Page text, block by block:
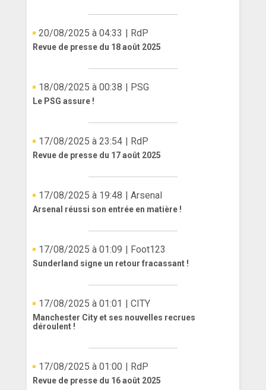
20/08/2025 à 04:33 | RdP
Revue de presse du 18 août 2025
18/08/2025 à 00:38 | PSG
Le PSG assure !
17/08/2025 à 23:54 | RdP
Revue de presse du 17 août 2025
17/08/2025 à 19:48 | Arsenal
Arsenal réussi son entrée en matière !
17/08/2025 à 01:09 | Foot123
Sunderland signe un retour fracassant !
17/08/2025 à 01:01 | CITY
Manchester City et ses nouvelles recrues
déroulent !
17/08/2025 à 01:00 | RdP
Revue de presse du 16 août 2025